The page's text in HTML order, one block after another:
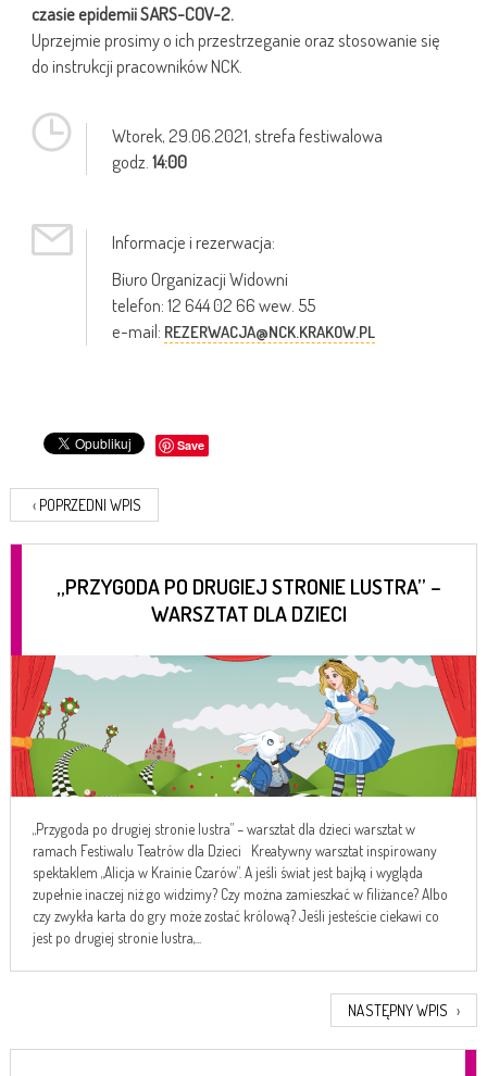
czasie epidemii SARS-COV-2.
Uprzejmie prosimy o ich przestrzeganie oraz stosowanie się
do instrukcji pracowników NCK.
Wtorek,29.06.2021, strefa festiwalowa
godz. 14:00
Informacje i rezerwacja:
Biuro Organizacji Widowni
telefon: 12 644 02 66 wew. 55
e-mail: REZERWACJA@NCK.KRAKOW.PL
Save
‹ POPRZEDNI WPIS
„PRZYGODA PO DRUGIEJ STRONIE LUSTRA” –
WARSZTAT DLA DZIECI
„Przygoda po drugiej stronie lustra” – warsztat dla dzieci warsztat w
ramach Festiwalu Teatrów dla Dzieci Kreatywny warsztat inspirowany
spektaklem „Alicja w Krainie Czarów”. A jeśli świat jest bajką i wygląda
zupełnie inaczej niż go widzimy? Czy można zamieszkać w filiżance? Albo
czy zwykła karta do gry może zostać królową? Jeśli jesteście ciekawi co
jest po drugiej stronie lustra,...
NASTĘPNY WPIS ›